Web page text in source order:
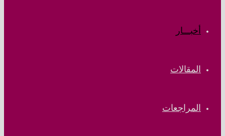
أخبـــار
المقالات
المراجعات